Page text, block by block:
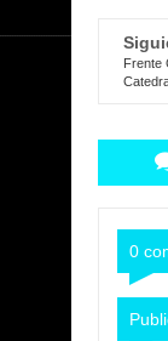
Frente
0